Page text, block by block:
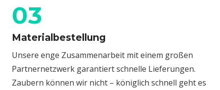
03
Materialbestellung
Unsere enge Zusammenarbeit mit einem großen
Partnernetzwerk garantiert schnelle Lieferungen.
Zaubern können wir nicht – königlich schnell geht es